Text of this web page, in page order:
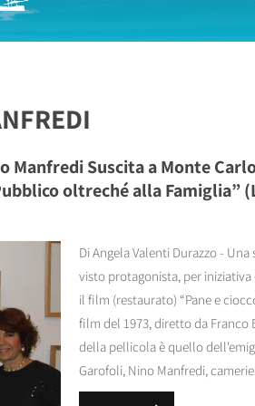
Manfredi Suscita a Monte
oltreché alla Famiglia”
Di Angela Valenti Durazzo -
visto protagonista, per iniziativa
il film (restaurato) “Pane e
film del 1973, diretto da
della pellicola è quello
Garofoli, Nino Manfredi,